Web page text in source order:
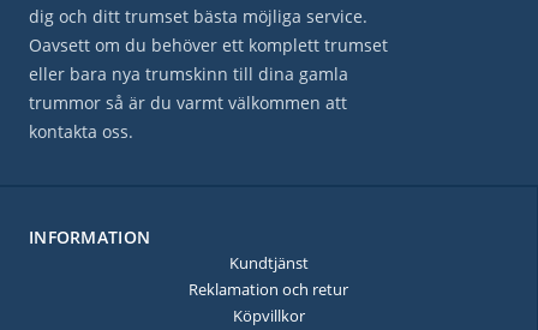
dig och ditt trumset bästa möjliga service.
Oavsett om du behöver ett komplett trumset
eller bara nya trumskinn till dina gamla
trummor så är du varmt välkommen att
kontakta oss.
INFORMATION
Kundtjänst
Reklamation och retur
Köpvillkor